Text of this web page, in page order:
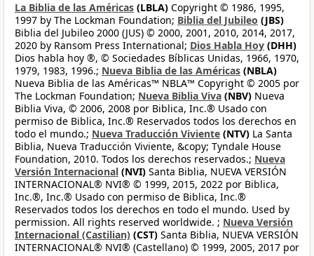
La Biblia de las Américas (LBLA) Copyright © 1986, 1995,
1997 by The Lockman Foundation; Biblia del Jubileo (JBS)
Biblia del Jubileo 2000 (JUS) © 2000, 2001, 2010, 2014, 2017,
2020 by Ransom Press International; Dios Habla Hoy (DHH)
Dios habla hoy ®, © Sociedades Bíblicas Unidas, 1966, 1970,
1979, 1983, 1996.; Nueva Biblia de las Américas (NBLA)
Nueva Biblia de las Américas™ NBLA™ Copyright © 2005 por
The Lockman Foundation; Nueva Biblia Viva (NBV) Nueva
Biblia Viva, © 2006, 2008 por Biblica, Inc.® Usado con
permiso de Biblica, Inc.® Reservados todos los derechos en
todo el mundo.; Nueva Traducción Viviente (NTV) La Santa
Biblia, Nueva Traducción Viviente, &copy; Tyndale House
Foundation, 2010. Todos los derechos reservados.; Nueva
Versión Internacional (NVI) Santa Biblia, NUEVA VERSIÓN
INTERNACIONAL® NVI® © 1999, 2015, 2022 por Biblica,
Inc.®, Inc.® Usado con permiso de Biblica, Inc.®
Reservados todos los derechos en todo el mundo. Used by
permission. All rights reserved worldwide. ; Nueva Versión
Internacional (Castilian) (CST) Santa Biblia, NUEVA VERSIÓN
INTERNACIONAL® NVI® (Castellano) © 1999, 2005, 2017 por